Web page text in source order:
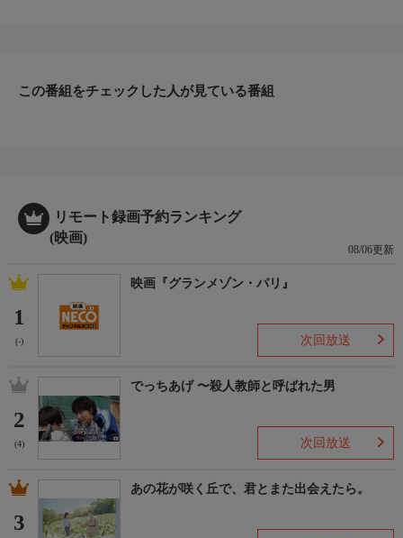
この番組をチェックした人が見ている番組
リモート録画予約ランキング
(映画)
08/06更新
1
(-)
映画『グランメゾン・パリ』
次回放送
2
(4)
でっちあげ 〜殺人教師と呼ばれた男
次回放送
3
あの花が咲く丘で、君とまた出会えたら。